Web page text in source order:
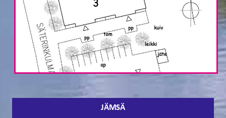
JÄMSÄ